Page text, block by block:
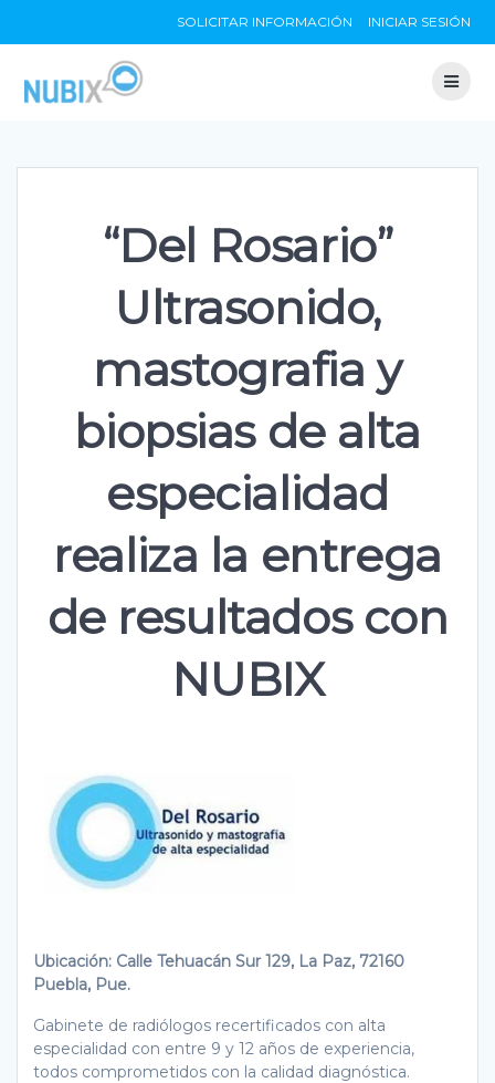
to
SOLICITAR INFORMACIÓN INICIAR SESIÓN
“Del Rosario”
Ultrasonido,
mastografia y
biopsias de alta
especialidad
realiza la entrega
de resultados con
NUBIX
Ubicación: Calle Tehuacán Sur 129, La Paz, 72160
Puebla, Pue.
Gabinete de radiólogos recertificados con alta
especialidad con entre 9 y 12 años de experiencia,
todos comprometidos con la calidad diagnóstica.